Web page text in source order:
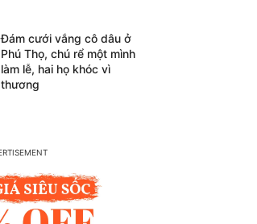
Đám cưới vắng cô dâu ở
Phú Thọ, chú rể một mình
làm lễ, hai họ khóc vì
thương